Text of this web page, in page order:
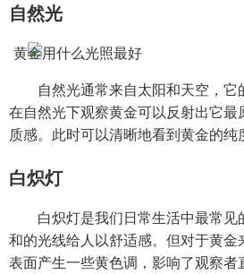
自然光
自然光通常来自太阳和天空，它
在自然光下观察黄金可以反射出它最
质感。此时可以清晰地看到黄金的纯
白炽灯
白炽灯是我们日常生活中最常
和的光线给人以舒适感。但对于黄
表面产生一些黄色调，影响了观察